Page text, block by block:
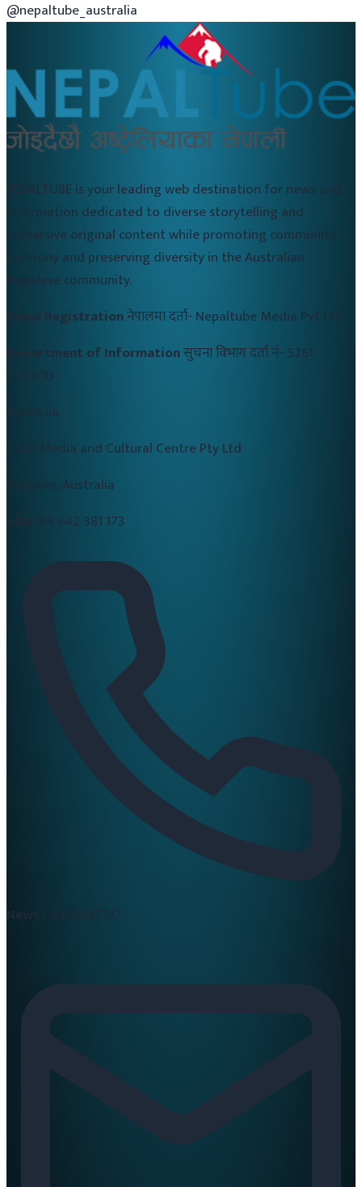
@nepaltube_australia
NEPALTUBE is your leading web destination for news and
information dedicated to diverse storytelling and
immersive original content while promoting community
harmony and preserving diversity in the Australian
Nepalese community.
Nepal Registrationनेपालमा दर्ता- Nepaltube Media Pvt Ltd
Department of Informationसुचना विभाग दर्ता नं- 5261-
2082/83
Australia
CALD Media and Cultural Centre Pty Ltd
Brisbane, Australia
84 642 381 173